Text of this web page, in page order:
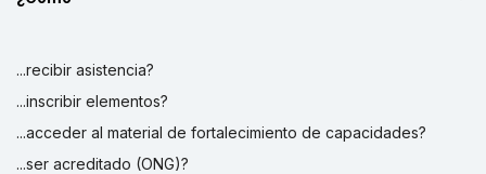
...recibir asistencia?
...inscribir elementos?
...acceder al material de fortalecimiento de capacidades?
...ser acreditado (ONG)?